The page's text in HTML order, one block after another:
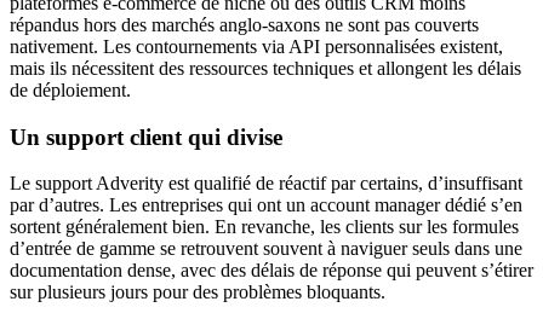
répandus hors des marchés anglo-saxons ne sont pas couverts
nativement. Les contournements via API personnalisées existent,
mais ils nécessitent des ressources techniques et allongent les délais
de déploiement.
Un support client qui divise
Le support Adverity est qualifié de réactif par certains, d’insuffisant
par d’autres. Les entreprises qui ont un account manager dédié s’en
sortent généralement bien. En revanche, les clients sur les formules
d’entrée de gamme se retrouvent souvent à naviguer seuls dans une
documentation dense, avec des délais de réponse qui peuvent s’étirer
sur plusieurs jours pour des problèmes bloquants.